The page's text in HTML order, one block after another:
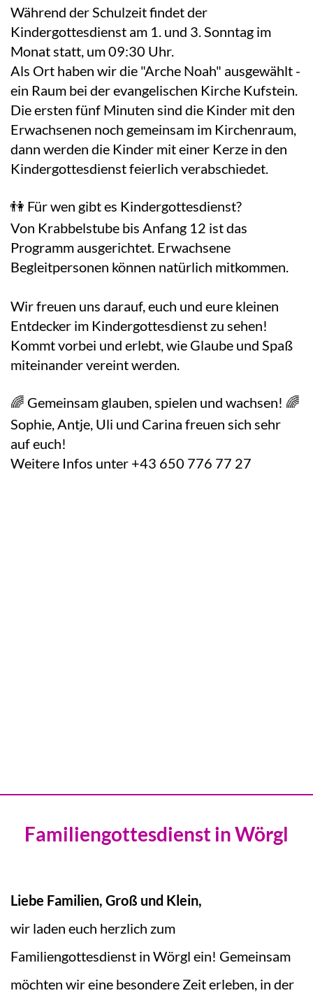
Während der Schulzeit findet der
Kindergottesdienst am 1. und 3. Sonntag im
Monat statt, um 09:30 Uhr.
Als Ort haben wir die "Arche Noah" ausgewählt -
ein Raum bei der evangelischen Kirche Kufstein.
Die ersten fünf Minuten sind die Kinder mit den
Erwachsenen noch gemeinsam im Kirchenraum,
dann werden die Kinder mit einer Kerze in den
Kindergottesdienst feierlich verabschiedet.
👫 Für wen gibt es Kindergottesdienst?
Von Krabbelstube bis Anfang 12 ist das
Programm ausgerichtet. Erwachsene
Begleitpersonen können natürlich mitkommen.
Wir freuen uns darauf, euch und eure kleinen
Entdecker im Kindergottesdienst zu sehen!
Kommt vorbei und erlebt, wie Glaube und Spaß
miteinander vereint werden.
🌈 Gemeinsam glauben, spielen und wachsen! 🌈
Sophie, Antje, Uli und Carina freuen sich sehr
auf euch!
Weitere Infos unter +43 650 776 77 27
Familiengottesdienst in Wörgl
Liebe Familien, Groß und Klein,
wir laden euch herzlich zum
Familiengottesdienst in Wörgl ein! Gemeinsam
möchten wir eine besondere Zeit erleben, in der